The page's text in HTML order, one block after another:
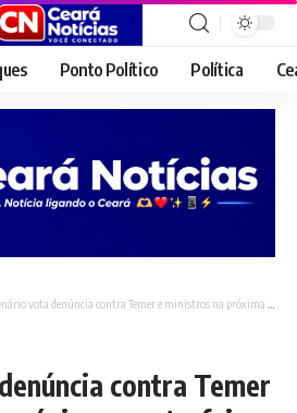
Ponto Político Política
vota denúncia contra Temer e ministros na próxima quarta-feira
contra Temer